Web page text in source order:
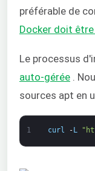
préférable de
Docker doit
Le processus
auto-gérée .
sources apt en
1 curl - L